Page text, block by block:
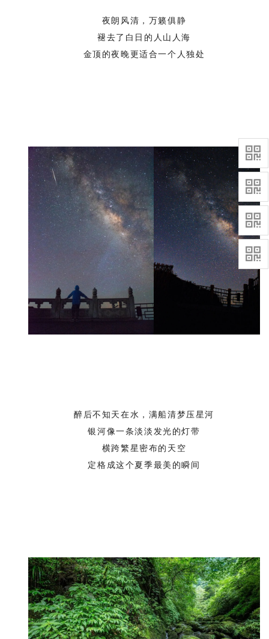
夜朗风清，万籁俱静
褪去了白日的人山人海
金顶的夜晚更适合一个人独处
醉后不知天在水，满船清梦压星河
银河像一条淡淡发光的灯带
横跨繁星密布的天空
定格成这个夏季最美的瞬间